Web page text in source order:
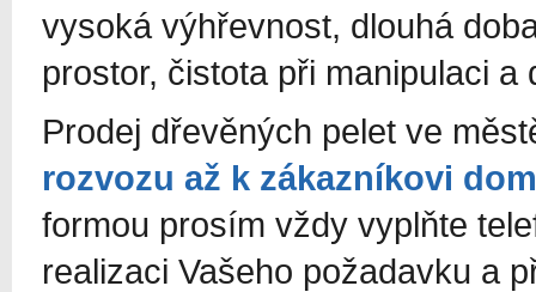
vysoká výhřevnost, dlouhá
prostor, čistota při manipulaci a
Prodej dřevěných pelet ve
rozvozu až k zákazníkovi
formou prosím vždy vyplňte
realizaci Vašeho požadavku a